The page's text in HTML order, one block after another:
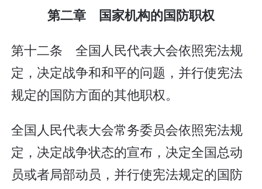
第二章 国家机构的国防职权
第十二条 全国人民代表大会依照宪法规
定，决定战争和和平的问题，并行使宪法
规定的国防方面的其他职权。
全国人民代表大会常务委员会依照宪法规
定，决定战争状态的宣布，决定全国总动
员或者局部动员，并行使宪法规定的国防